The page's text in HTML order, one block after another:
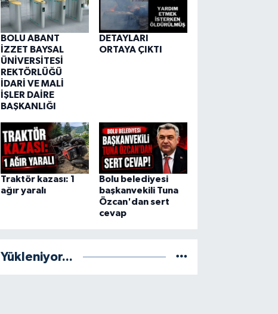
BOLU ABANT
İZZET BAYSAL
ÜNİVERSİTESİ
REKTÖRLÜĞÜ
İDARİ VE MALİ
İŞLER DAİRE
BAŞKANLIĞI
DETAYLARI
ORTAYA ÇIKTI
Traktör kazası: 1
ağır yaralı
Bolu belediyesi
başkanvekili Tuna
Özcan'dan sert
cevap
Yükleniyor...